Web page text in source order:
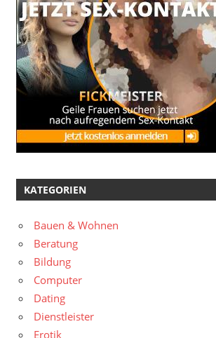
KATEGORIEN
Bauen & Wohnen
Beratung
Bildung
Computer
Dating
Dienstleister
Erotik